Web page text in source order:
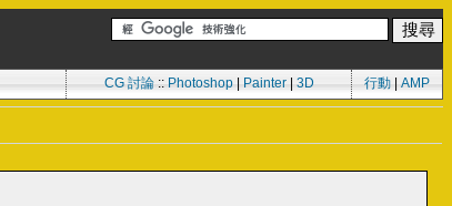
CG 討論:: Photoshop| Painter| 3D 行動 AMP